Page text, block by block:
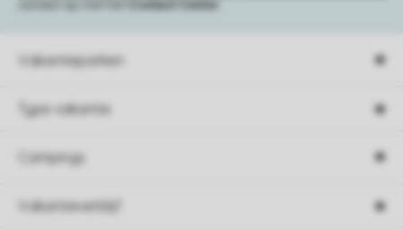
Vakantieparken
Type vakantie
Campings
Vakantieverblijf